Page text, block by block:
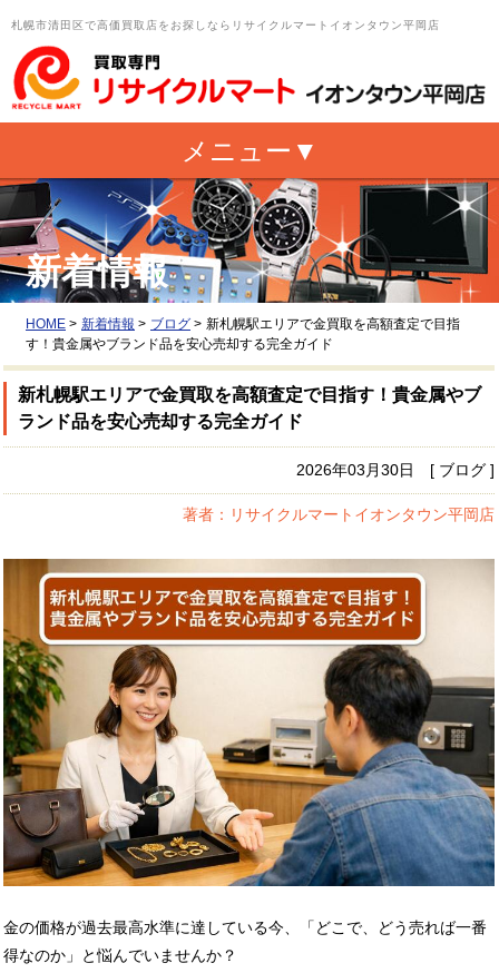
札幌市清田区で高価買取店をお探しならリサイクルマートイオンタウン平岡店
新着情報
HOME > 新着情報 > ブログ > 新札幌駅エリアで金買取を高額査定で目指
す！貴金属やブランド品を安心売却する完全ガイド
新札幌駅エリアで金買取を高額査定で目指す！貴金属やブ
ランド品を安心売却する完全ガイド
2026年03月30日 [ ブログ ]
著者：リサイクルマートイオンタウン平岡店
金の価格が過去最高水準に達している今、「どこで、どう売れば一番
得なのか」と悩んでいませんか？